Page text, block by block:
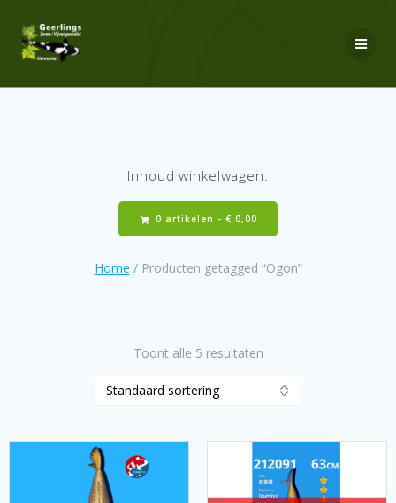
Inhoud winkelwagen:
0 artikelen - € 0,00
Home / Producten getagged “Ogon”
Toont alle 5 resultaten